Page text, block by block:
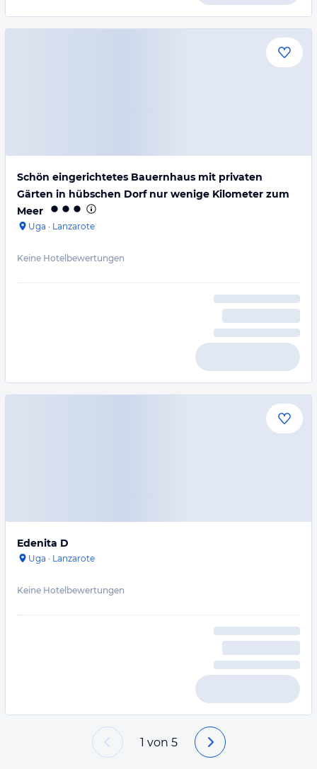
Schön eingerichtetes Bauernhaus mit privaten
Gärten in hübschen Dorf nur wenige Kilometer zum
Meer
Uga · Lanzarote
Keine Hotelbewertungen
Edenita D
Uga · Lanzarote
Keine Hotelbewertungen
1 von 5